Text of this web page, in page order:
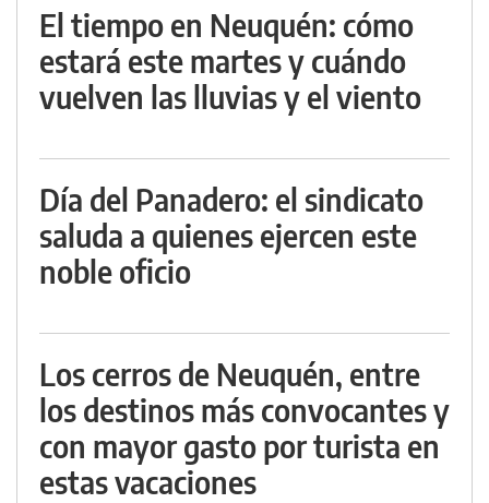
El tiempo en Neuquén: cómo
estará este martes y cuándo
vuelven las lluvias y el viento
Día del Panadero: el sindicato
saluda a quienes ejercen este
noble oficio
Los cerros de Neuquén, entre
los destinos más convocantes y
con mayor gasto por turista en
estas vacaciones